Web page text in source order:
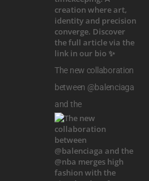
The new collaboration
between @balenciaga
and the